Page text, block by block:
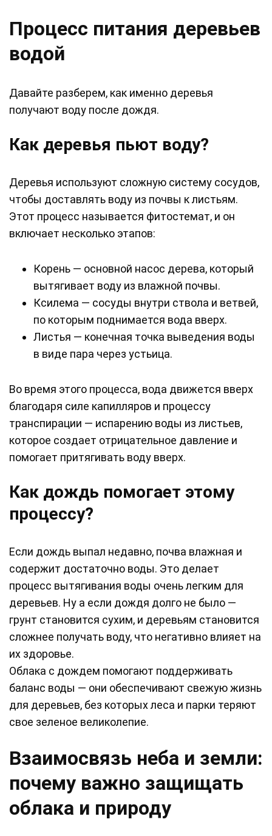
Процесс питания деревьев
водой
Давайте разберем, как именно деревья
получают воду после дождя.
Как деревья пьют воду?
Деревья используют сложную систему сосудов,
чтобы доставлять воду из почвы к листьям.
Этот процесс называется фитостемат, и он
включает несколько этапов:
Корень — основной насос дерева, который
вытягивает воду из влажной почвы.
Ксилема — сосуды внутри ствола и ветвей,
по которым поднимается вода вверх.
Листья — конечная точка выведения воды
в виде пара через устьица.
Во время этого процесса, вода движется вверх
благодаря силе капилляров и процессу
транспирации — испарению воды из листьев,
которое создает отрицательное давление и
помогает притягивать воду вверх.
Как дождь помогает этому
процессу?
Если дождь выпал недавно, почва влажная и
содержит достаточно воды. Это делает
процесс вытягивания воды очень легким для
деревьев. Ну а если дождя долго не было —
грунт становится сухим, и деревьям становится
сложнее получать воду, что негативно влияет на
их здоровье.
Облака с дождем помогают поддерживать
баланс воды — они обеспечивают свежую жизнь
для деревьев, без которых леса и парки теряют
свое зеленое великолепие.
Взаимосвязь неба и земли:
почему важно защищать
облака и природу